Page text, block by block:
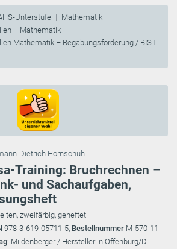
Unterstufe
Mathematik
– Mathematik
Mathematik – Begabungsförderung / BIST
Dietrich Hornschuh
Training: Bruchrechnen –
und Sachaufgaben,
zweifärbig, geheftet
978-3-619-05711-5, Bestellnummer M-570-11
: Mildenberger / Hersteller in Offenburg/D